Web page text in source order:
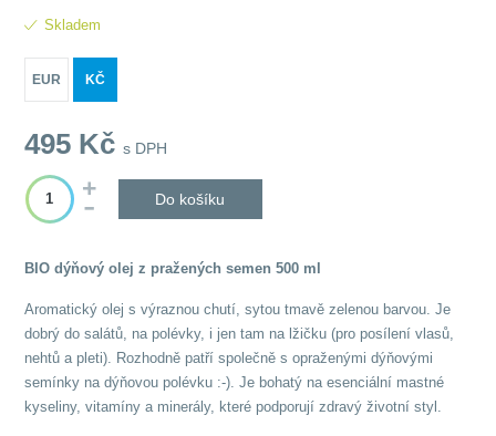
Skladem
EUR KČ
495 Kčs DPH
Do košíku
BIO dýňový olej z pražených semen 500 ml
Aromatický olej s výraznou chutí, sytou tmavě zelenou barvou. Je
dobrý do salátů, na polévky, i jen tam na lžičku (pro posílení vlasů,
nehtů a pleti). Rozhodně patří společně s opraženými dýňovými
semínky na dýňovou polévku :-). Je bohatý na esenciální mastné
kyseliny, vitamíny a minerály, které podporují zdravý životní styl.